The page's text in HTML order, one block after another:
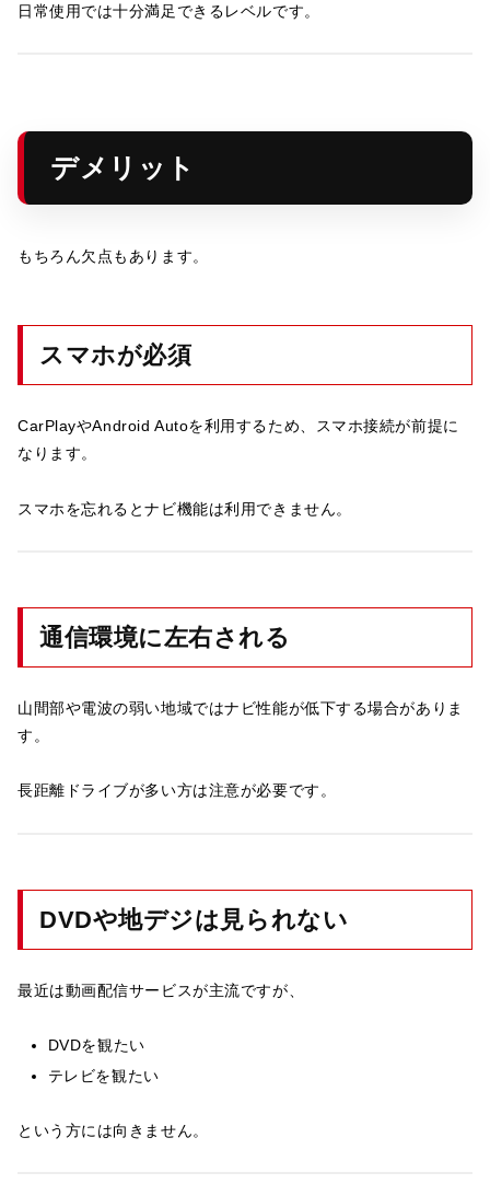
日常使用では十分満足できるレベルです。
デメリット
もちろん欠点もあります。
スマホが必須
CarPlayやAndroid Autoを利用するため、スマホ接続が前提に
なります。
スマホを忘れるとナビ機能は利用できません。
通信環境に左右される
山間部や電波の弱い地域ではナビ性能が低下する場合がありま
す。
長距離ドライブが多い方は注意が必要です。
DVDや地デジは見られない
最近は動画配信サービスが主流ですが、
DVDを観たい
テレビを観たい
という方には向きません。